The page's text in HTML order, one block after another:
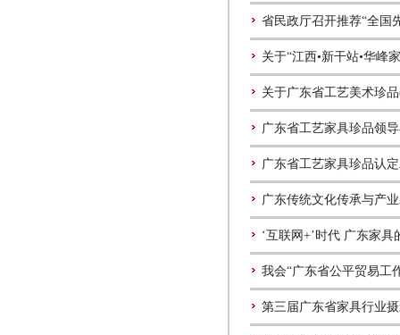
省民政厅召开推荐“全国
关于“江西•新干站•华峰
关于广东省工艺美术珍
广东省工艺家具珍品领
广东省工艺家具珍品认
广东传统文化传承与产
‘互联网+’时代 广东家具
我会“广东省公平贸易工
第三届广东省家具行业